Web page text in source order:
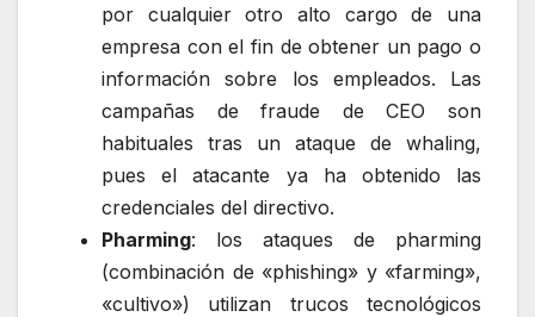
por cualquier otro alto cargo de una
empresa con el fin de obtener un pago o
información sobre los empleados. Las
campañas de fraude de CEO son
habituales tras un ataque de whaling,
pues el atacante ya ha obtenido las
credenciales del directivo.
Pharming: los ataques de pharming
(combinación de «phishing» y «farming»,
«cultivo») utilizan trucos tecnológicos